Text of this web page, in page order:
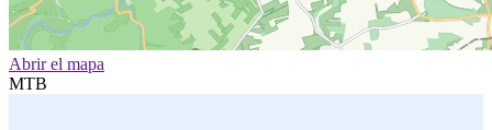
Abrir el mapa
MTB